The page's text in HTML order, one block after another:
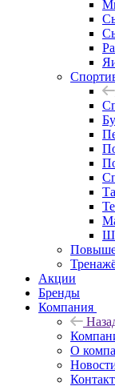
Акции
Бренды
Компания
О